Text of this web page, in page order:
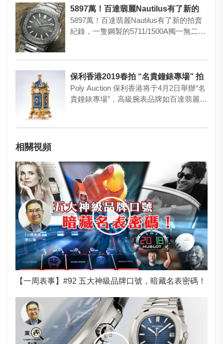
5897萬！百達翡麗Nautilus有了新的拍賣紀錄
5897萬！百達翡麗Nautilus有了新的拍賣
紀錄，一隻鋼製的5711/1500A獨一無二腕
保利香港2019春拍 “名貴鐘錶專場” 拍賣精品
Poly Auction 保利香港将于4月2日舉辦“名
貴鐘錶專場”，高級腕表品牌如百達翡麗、
相關視頻
【一周表事】#92 五大神級品牌口號，暗藏名表密碼！